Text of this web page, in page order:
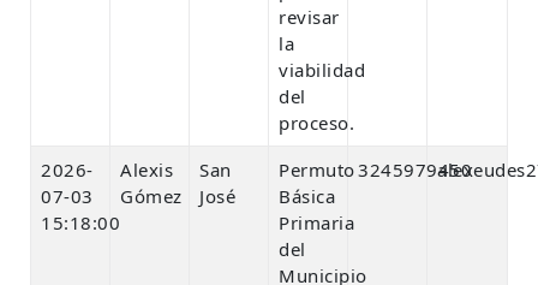
revisar
la
viabilidad
del
proceso.
2026-
07-03
15:18:00
Alexis
Gómez
San
José
Permuto
Básica
Primaria
del
Municipio
3245979450